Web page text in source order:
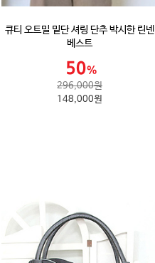
큐티 오트밀 밑단 셔링 단추 박시한 린넨
베스트
296,000원
148,000원